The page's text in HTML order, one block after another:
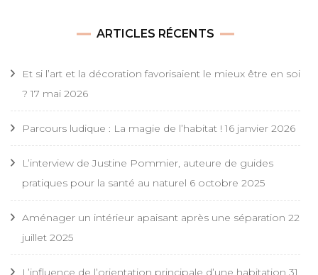
ARTICLES RÉCENTS
Et si l’art et la décoration favorisaient le mieux être en soi
? 17 mai 2026
Parcours ludique : La magie de l’habitat ! 16 janvier 2026
L’interview de Justine Pommier, auteure de guides
pratiques pour la santé au naturel 6 octobre 2025
Aménager un intérieur apaisant après une séparation 22
juillet 2025
L’influence de l’orientation principale d’une habitation 31